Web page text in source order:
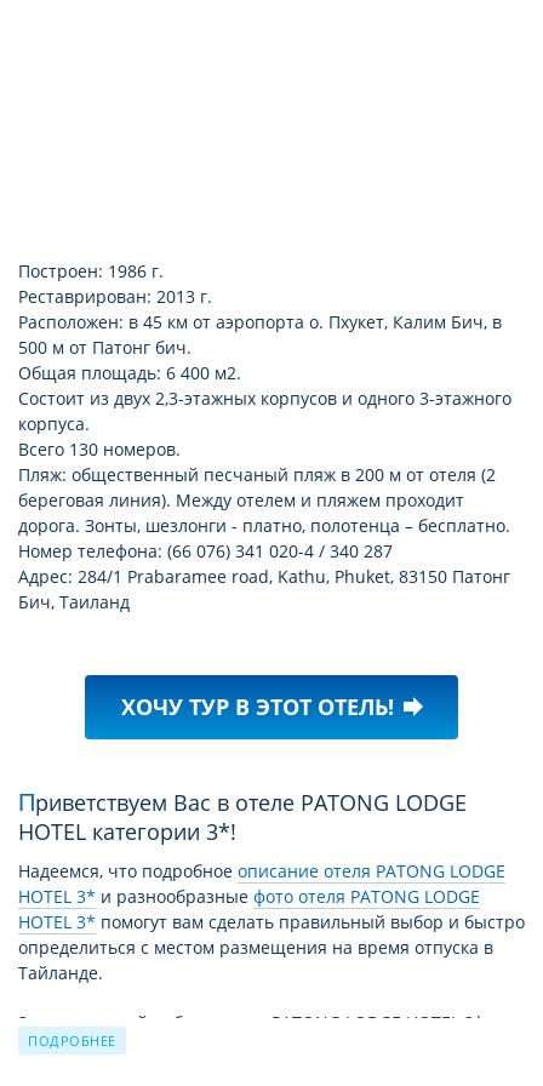
Построен: 1986 г.
Реставрирован: 2013 г.
Расположен: в 45 км от аэропорта о. Пхукет, Калим Бич, в
500 м от Патонг бич.
Общая площадь: 6 400 м2.
Состоит из двух 2,3-этажных корпусов и одного 3-этажного
корпуса.
Всего 130 номеров.
Пляж: общественный песчаный пляж в 200 м от отеля (2
береговая линия). Между отелем и пляжем проходит
дорога. Зонты, шезлонги - платно, полотенца – бесплатно.
Номер телефона: (66 076) 341 020-4 / 340 287
Адрес: 284/1 Prabaramee road, Kathu, Phuket, 83150 Патонг
Бич, Таиланд
ХОЧУ ТУР В ЭТОТ ОТЕЛЬ! forward
Приветствуем Вас в отеле PATONG LODGE
HOTEL категории 3*!
Надеемся, что подробное описание отеля PATONG LODGE
HOTEL 3* и разнообразные фото отеля PATONG LODGE
HOTEL 3* помогут вам сделать правильный выбор и быстро
определиться с местом размещения на время отпуска в
Тайланде.
За время своей работы отель PATONG LODGE HOTEL 3*
принял уже немало отдыхающих. Причиной этому не
ПОДРОБНЕЕ